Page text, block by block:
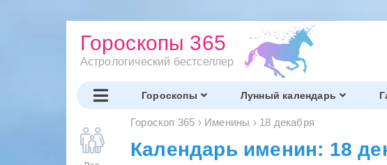
Гороскопы 365
Астрологический бестселлер
Гороскопы Лунный календарь
Гороскоп 365 › Именины › 18 декабря
Календарь именин: 18